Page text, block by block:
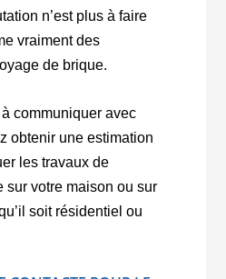
n’est plus à faire
vraiment des
de brique.
communiquer avec
obtenir une estimation
les travaux de
sur votre maison ou sur
soit résidentiel ou